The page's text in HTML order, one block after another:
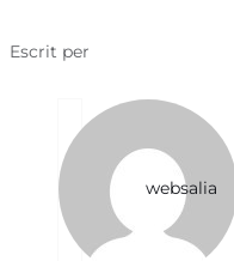
Escrit per
websalia